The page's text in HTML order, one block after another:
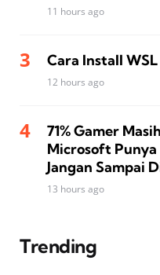
11 hours ago
Cara Install
12 hours ago
71% Gamer
Microsoft Punya
Jangan Sampai
13 hours ago
Trending